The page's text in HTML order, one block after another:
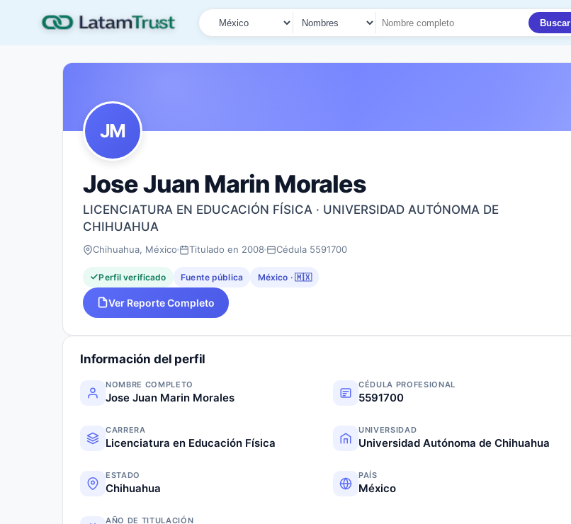
País
Tipo de búsqueda
Nombre o documento
Buscar
JM
Jose Juan Marin Morales
LICENCIATURA EN EDUCACIÓN FÍSICA · UNIVERSIDAD AUTÓNOMA DE
CHIHUAHUA
Chihuahua, México Titulado en 2008 Cédula 5591700
Perfil verificado Fuente pública México · 🇲🇽
Ver Reporte Completo
Información del perfil
NOMBRE COMPLETO
Jose Juan Marin Morales
CÉDULA PROFESIONAL
5591700
CARRERA
Licenciatura en Educación Física
UNIVERSIDAD
Universidad Autónoma de Chihuahua
ESTADO
Chihuahua
PAÍS
México
AÑO DE TITULACIÓN